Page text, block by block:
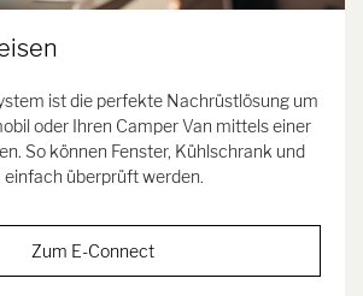
ist die perfekte Nachrüstlösung um
oder Ihren Camper Van mittels einer
So können Fenster, Kühlschrank und
überprüft werden.
Zum E-Connect